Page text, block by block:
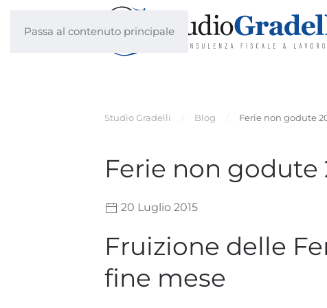
Passa al contenuto principale
Studio Gradelli Blog Ferie non godute
Ferie non godute
20 Luglio 2015
Fruizione delle
fine mese